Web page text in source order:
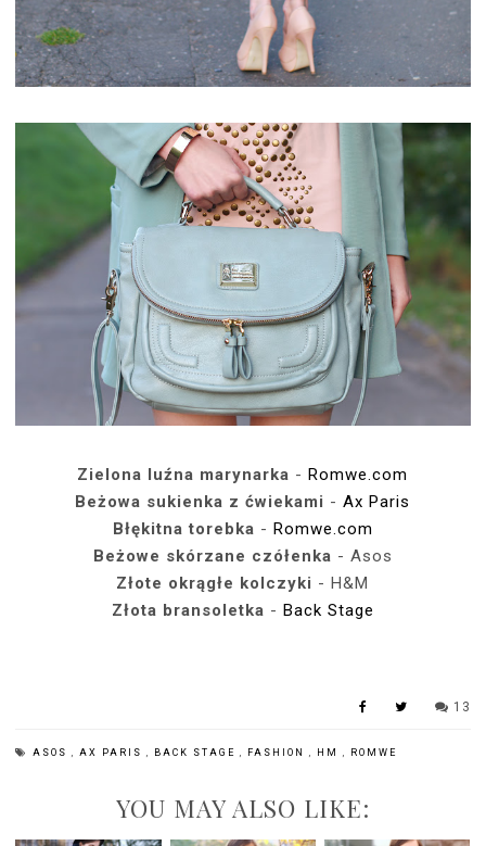
Zielona luźna marynarka -Romwe.com
Beżowa sukienka z ćwiekami -Ax Paris
Błękitna torebka - Romwe.com
Beżowe skórzane czółenka - Asos
Złote okrągłe kolczyki - H&M
Złota bransoletka - Back Stage
13
ASOS AX PARIS BACK STAGE FASHION HM ROMWE
YOU MAY ALSO LIKE: